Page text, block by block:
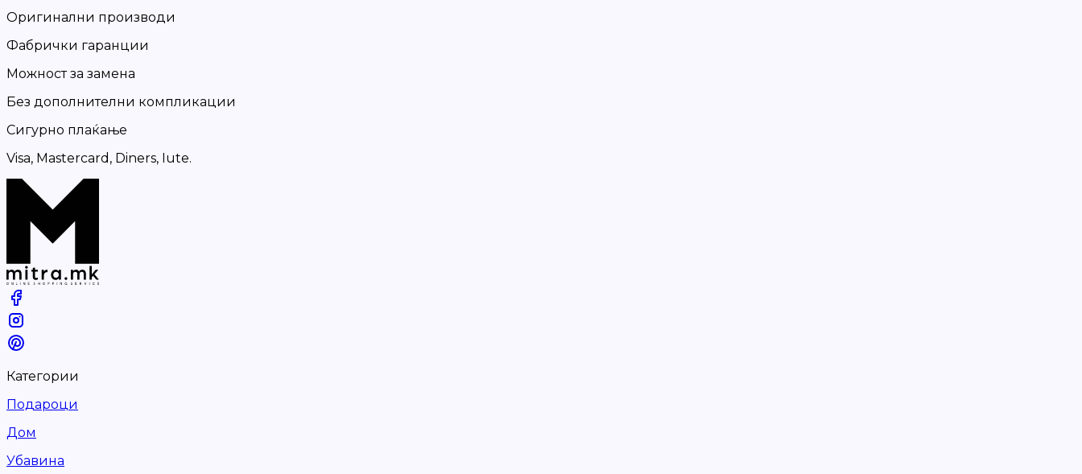
Оригинални производи
Фабрички гаранции
Можност за замена
Без дополнителни компликации
Сигурно плаќање
Visa, Mastercard, Diners, Iute.
Категории
Подароци
Дом
Убавина